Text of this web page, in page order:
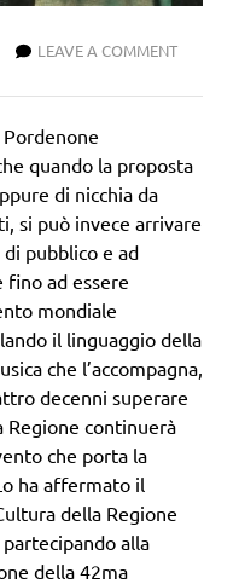
LEAVE A COMMENT
quando la proposta
di nicchia da
si può invece arrivare
pubblico e ad
ad essere
mondiale
il linguaggio della
che l’accompagna,
decenni superare
Regione continuerà
che porta la
ha affermato il
della Regione
alla
della 42ma